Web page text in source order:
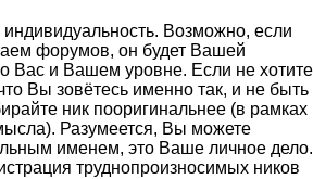
Возможно, если
форумов, он будет Вашей
Вас и Вашем уровне. Если не хотите
Вы зовётесь именно так, и не быть
ник пооригинальнее (в рамках
Разумеется, Вы можете
именем, это Ваше личное дело.
труднопроизносимых ников